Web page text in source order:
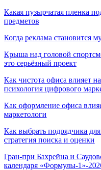
Какая пузырчатая пленка
предметов
Когда реклама становится
Крыша над головой
это серьёзный проект
Как чистота офиса влияет
психология цифрового
Как оформление офиса
маркетологи
Как выбрать подрядчика
стратегия поиска и оценки
Гран-при Бахрейна и
календаря «Формулы-1»-